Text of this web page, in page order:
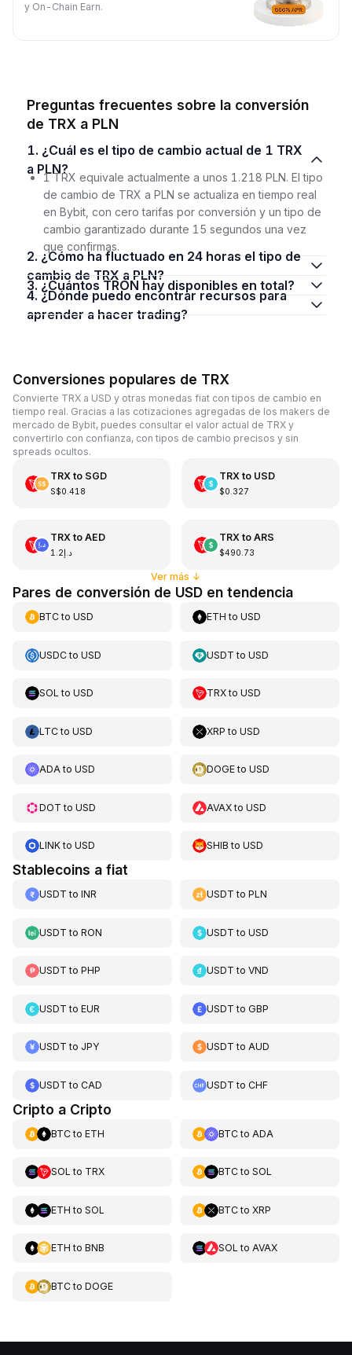
y On-Chain Earn.
Preguntas frecuentes sobre la conversión
de TRX a PLN
1. ¿Cuál es el tipo de cambio actual de 1 TRX
a PLN?
1 TRX equivale actualmente a unos 1.218 PLN. El tipo
de cambio de TRX a PLN se actualiza en tiempo real
en Bybit, con cero tarifas por conversión y un tipo de
cambio garantizado durante 15 segundos una vez
que confirmas.
2. ¿Cómo ha fluctuado en 24 horas el tipo de
cambio de TRX a PLN?
3. ¿Cuántos TRON hay disponibles en total?
4. ¿Dónde puedo encontrar recursos para
aprender a hacer trading?
Conversiones populares de TRX
Convierte TRX a USD y otras monedas fiat con tipos de cambio en
tiempo real. Gracias a las cotizaciones agregadas de los makers de
mercado de Bybit, puedes consultar el valor actual de TRX y
convertirlo con confianza, con tipos de cambio precisos y sin
spreads ocultos.
TRXto SGD
S$0.418
TRXto USD
$0.327
TRXto AED
د.إ1.2
TRXto ARS
$490.73
Ver más ↓
Pares de conversión de USD en tendencia
BTCto USD ETH toUSD
USDCto USD USDT toUSD
SOL to USD TRXtoUSD
LTCto USD XRP toUSD
ADAto USD DOGEtoUSD
DOT to USD AVAXtoUSD
LINKto USD SHIB toUSD
Stablecoins a fiat
USDT to INR USDT toPLN
USDT to RON USDT toUSD
USDT to PHP USDT toVND
USDT to EUR USDT toGBP
USDT to JPY USDT toAUD
USDT to CAD USDT toCHF
Cripto a Cripto
BTCto ETH BTCto ADA
SOL to TRX BTCto SOL
ETH to SOL BTCto XRP
ETH to BNB SOL to AVAX
BTCto DOGE